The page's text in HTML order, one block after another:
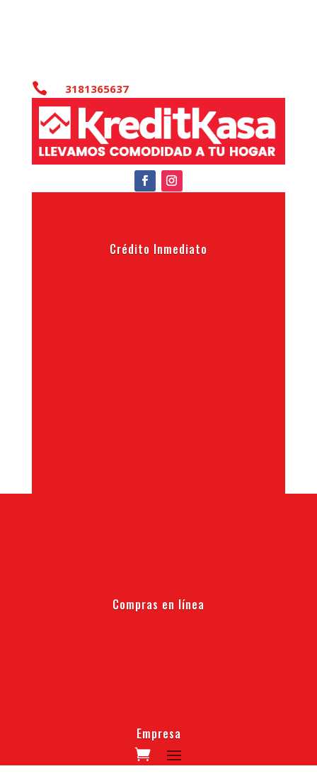
 3181365637
Crédito Inmediato
Compras en línea
Empresa